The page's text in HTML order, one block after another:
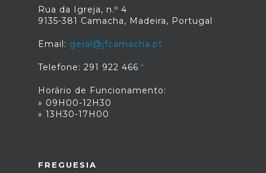
Rua da Igreja, n.º 4
9135-381 Camacha, Madeira, Portugal
Email: geral@jfcamacha.pt
Telefone: 291 922 466
Horário de Funcionamento:
» 09H00-12H30
» 13H30-17H00
FREGUESIA